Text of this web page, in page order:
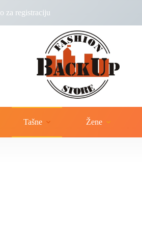
za registraciju
Tašne Žene